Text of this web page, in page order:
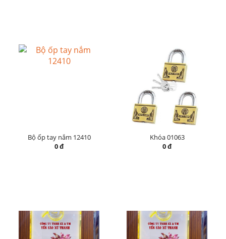
Bộ ốp tay nắm 12410
0 đ
Khóa 01063
0 đ